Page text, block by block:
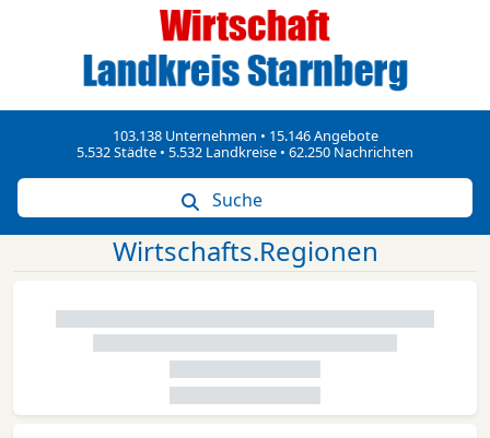
103.138 Unternehmen • 15.146 Angebote
5.532 Städte • 5.532 Landkreise • 62.250 Nachrichten
Suche
Wirtschafts.Regionen